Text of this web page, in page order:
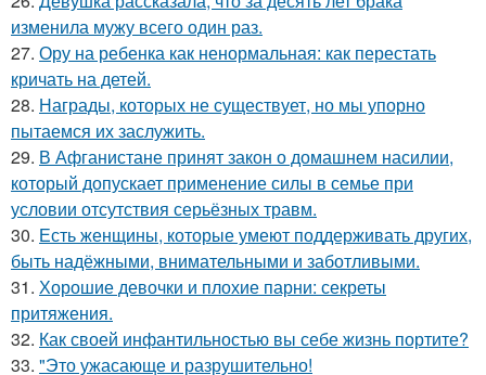
изменила мужу всего один раз.
27. Ору на ребенка как ненормальная: как перестать
кричать на детей.
28. Награды, которых не существует, но мы упорно
пытаемся их заслужить.
29. В Афганистане принят закон о домашнем насилии,
который допускает применение силы в семье при
условии отсутствия серьёзных травм.
30. Есть женщины, которые умеют поддерживать других,
быть надёжными, внимательными и заботливыми.
31. Хорошие девочки и плохие парни: секреты
притяжения.
32. Как своей инфантильностью вы себе жизнь портите?
33. "Это ужасающе и разрушительно!